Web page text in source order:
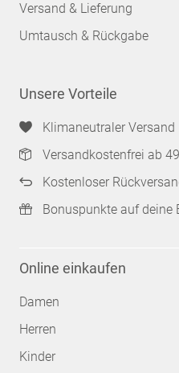
Versand & Lieferung
Umtausch & Rückgabe
Unsere Vorteile
Klimaneutraler Versand
Versandkostenfrei ab
Kostenloser
Bonuspunkte auf deine
Online einkaufen
Damen
Herren
Kinder